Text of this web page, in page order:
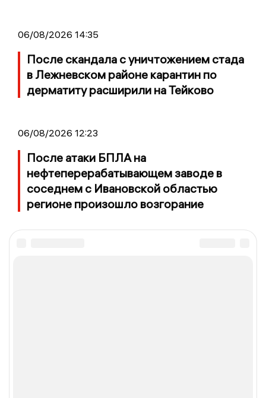
06/08/2026 14:35
После скандала с уничтожением стада
в Лежневском районе карантин по
дерматиту расширили на Тейково
06/08/2026 12:23
После атаки БПЛА на
нефтеперерабатывающем заводе в
соседнем с Ивановской областью
регионе произошло возгорание